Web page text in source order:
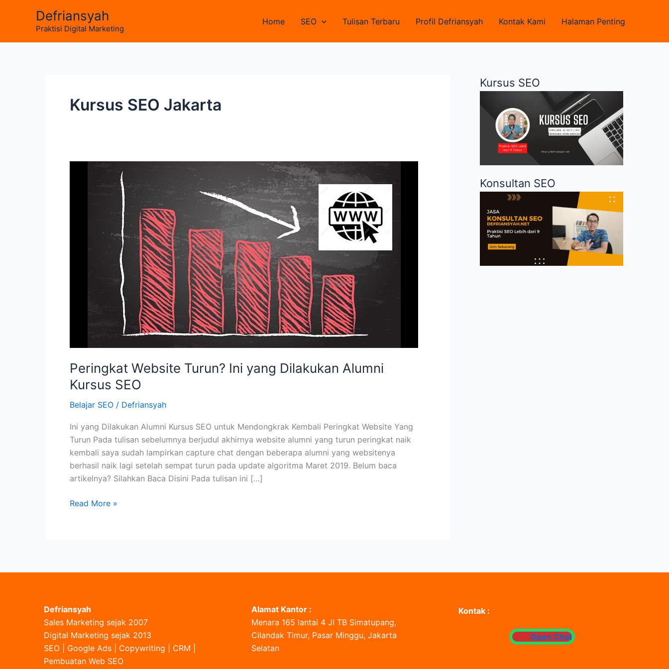
Defriansyah
Praktisi Digital Marketing
Home SEO Tulisan Terbaru Profil Defriansyah Kontak Kami Halaman Penting
Kursus SEO Jakarta
Peringkat Website Turun? Ini yang Dilakukan Alumni
Kursus SEO
Belajar SEO / Defriansyah
Ini yang Dilakukan Alumni Kursus SEO untuk Mendongkrak Kembali Peringkat Website Yang
Turun Pada tulisan sebelumnya berjudul akhirnya website alumni yang turun peringkat naik
kembali saya sudah lampirkan capture chat dengan beberapa alumni yang websitenya
berhasil naik lagi setelah sempat turun pada update algoritma Maret 2019. Belum baca
artikelnya? Silahkan Baca Disini Pada tulisan ini […]
Peringkat
SEO
Read More »
Kursus SEO
Konsultan SEO
Defriansyah
Sales Marketing sejak 2007
Digital Marketing sejak 2013
SEO | Google Ads | Copywriting | CRM |
Pembuatan Web SEO
Alamat Kantor :
Menara 165 lantai 4 Jl TB Simatupang,
Cilandak Timur, Pasar Minggu, Jakarta
Selatan
Kontak :
Open Chat